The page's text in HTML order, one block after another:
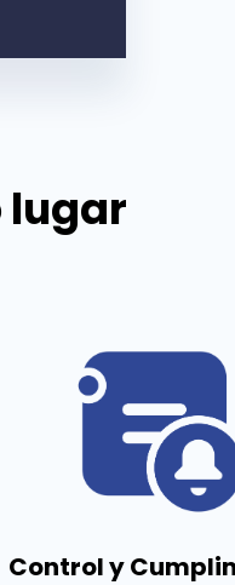
lugar
Control y